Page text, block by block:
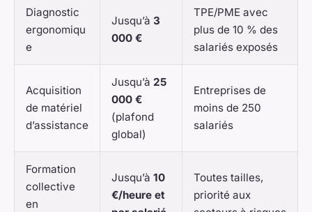
Diagnostic
ergonomiqu
e
Jusqu’à 3
000 €
TPE/PME avec
plus de 10 % des
salariés exposés
Acquisition
de matériel
d’assistance
Jusqu’à 25
000 €
(plafond
global)
Entreprises de
moins de 250
salariés
Formation
collective
en
Jusqu’à 10
€/heure et
Toutes tailles,
priorité aux